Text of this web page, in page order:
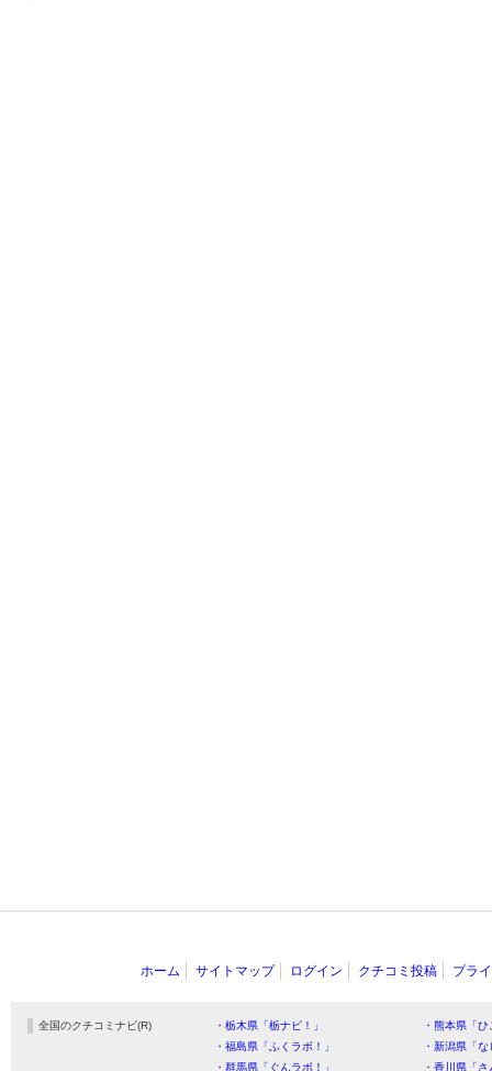
ホーム サイトマップ ログイン クチコミ投稿 プラ
全国のクチコミナビ(R) ・栃木県「栃ナビ！」
・熊本県「
・福島県「ふくラボ！」
・新潟県「
・群馬県「ぐんラボ！」
・香川県「